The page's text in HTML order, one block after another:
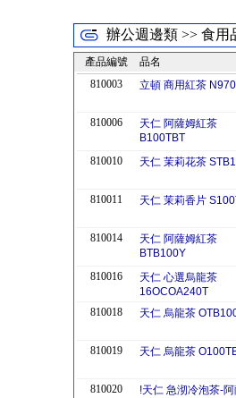
辦公週邊類 >> 食用
產品編號 品名
810003
立頓 商用紅茶
810006
天仁 阿薩姆紅茶
B100TBT
810010
天仁 茉莉花茶
810011
天仁 茉莉香片
810014
天仁 阿薩姆紅茶
BTB100Y
810016
天仁 心選烏龍茶
16OCOA240T
810018 天仁 烏龍茶
810019
天仁 烏龍茶
810020
!天仁 急沏冷泡茶-